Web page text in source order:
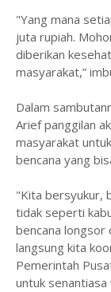
"Yang mana
juta rupiah.
diberikan
masyarakat,”
Dalam
Arief panggilan
masyarakat
bencana yang
"Kita bersyukur,
tidak seperti
bencana longsor
langsung kita
Pemerintah
untuk senantiasa